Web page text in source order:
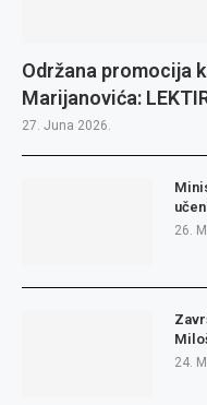
Održana promocija
Marijanovića:
27. Juna 2026.
26.
24.